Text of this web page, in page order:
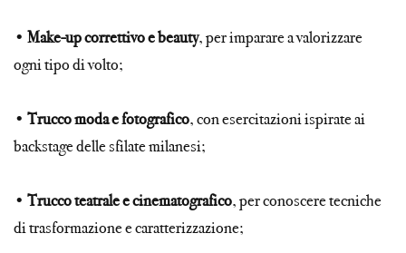
• Make-up correttivo e beauty, per imparare a valorizzare
ogni tipo di volto;
• Trucco moda e fotografico, con esercitazioni ispirate ai
backstage delle sfilate milanesi;
• Trucco teatrale e cinematografico, per conoscere tecniche
di trasformazione e caratterizzazione;